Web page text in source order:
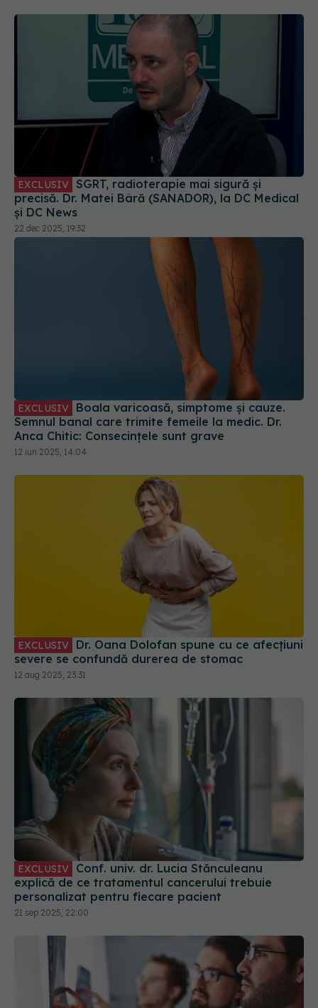
precisă. Dr. Matei Bâră (SANADOR), la DC Medical
și DC News
22 dec 2025, 19:32
Semnul banal care trimite femeile la medic. Dr.
Anca Chitic: Consecințele sunt grave
12 iun 2025, 14:04
severe se confundă durerea de stomac
12 aug 2025, 23:31
EXCLUSIV
explică de ce tratamentul cancerului trebuie
personalizat pentru fiecare pacient
21 sep 2025, 22:00